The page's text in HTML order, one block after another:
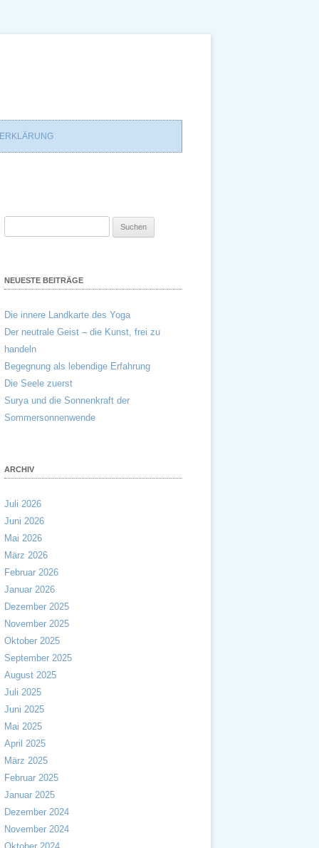
NEUESTE BEITRÄGE
Die innere Landkarte des Yoga
Der neutrale Geist – die Kunst, frei zu
handeln
Begegnung als lebendige Erfahrung
Die Seele zuerst
Surya und die Sonnenkraft der
Sommersonnenwende
ARCHIV
Juli 2026
Juni 2026
Mai 2026
März 2026
Februar 2026
Januar 2026
Dezember 2025
November 2025
Oktober 2025
September 2025
August 2025
Juli 2025
Juni 2025
Mai 2025
April 2025
März 2025
Februar 2025
Januar 2025
Dezember 2024
November 2024